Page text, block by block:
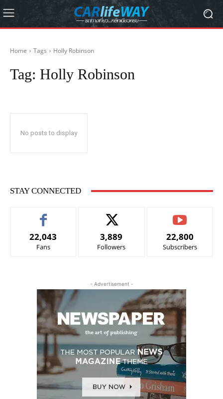
Home Tags Holly Robinson
Tag: Holly Robinson
No posts to display
STAY CONNECTED
22,043
Fans
3,889
Followers
22,800
Subscribers
- Advertisement -